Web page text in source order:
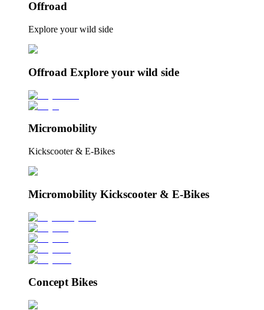
Offroad
Explore your wild side
Offroad Explore your wild side
Micromobility
Kickscooter & E-Bikes
Micromobility Kickscooter & E-Bikes
Concept Bikes